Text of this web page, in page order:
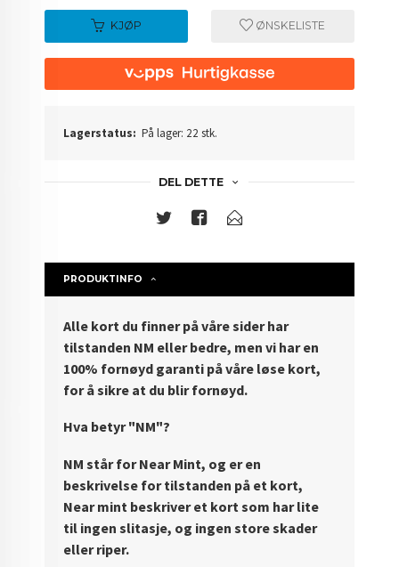
KJØP ØNSKELISTE
Lagerstatus: På lager: 22 stk.
DEL DETTE
PRODUKTINFO
Alle kort du finner på våre sider har
tilstanden NM eller bedre, men vi har en
100% fornøyd garanti på våre løse kort,
for å sikre at du blir fornøyd.
Hva betyr "NM"?
NM står for Near Mint, og er en
beskrivelse for tilstanden på et kort,
Near mint beskriver et kort som har lite
til ingen slitasje, og ingen store skader
eller riper.